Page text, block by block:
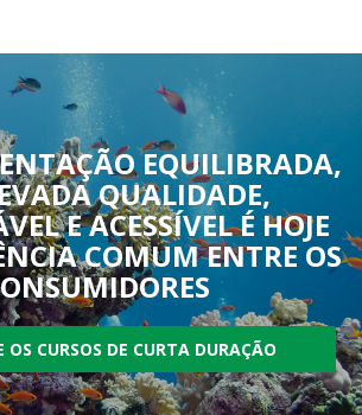
EQUILIBRADA,
QUALIDADE,
E ACESSÍVEL É HOJE
COMUM ENTRE OS
OS CURSOS DE CURTA DURAÇÃO